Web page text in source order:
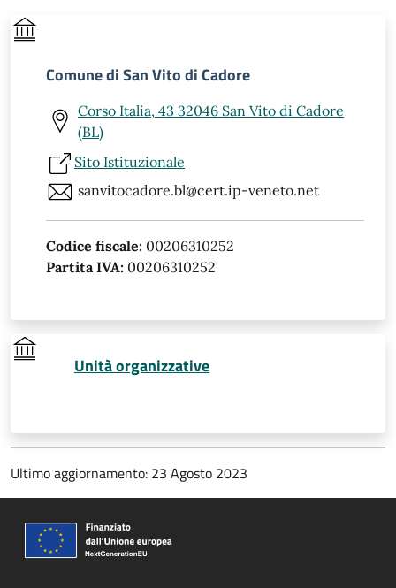
Comune di San Vito di Cadore
Corso Italia, 43 32046 San Vito di Cadore
(BL)
Sito Istituzionale
sanvitocadore.bl@cert.ip-veneto.net
Codice fiscale: 00206310252
Partita IVA: 00206310252
Unità organizzative
Ultimo aggiornamento: 23 Agosto 2023